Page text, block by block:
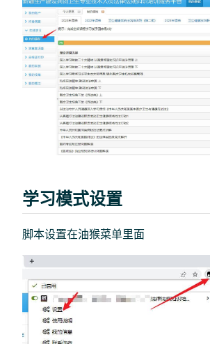
学习模式设置
脚本设置在油猴菜单里面